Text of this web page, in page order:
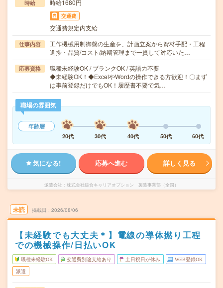
時給 時給1680円
交通費
交通費規定内支給
仕事内容
工作機械用制御盤の生産を、計画立案から資材手配・工程
進捗・品質/コスト/納期管理まで一貫して対応いた…
応募資格
職種未経験OK / ブランクOK / 英語力不要
◆未経験OK！◆ExcelやWordの操作できる方歓迎！〇まず
は事前登録だけでもOK！履歴書不要で気…
職場の雰囲気
年齢層
20代
30代 40代 50代 60代
気になる! 応募へ進む 詳しく見る
派遣会社 株式会社綜合キャリアオプション 製造事業部（全国）
未読 掲載日 2026/08/06
【未経験でも大丈夫＊】電線の導体撚り工程
での機械操作/日払いOK
職種未経験OK 交通費別途支給あり 土日祝日が休み WEB登録OK
派遣